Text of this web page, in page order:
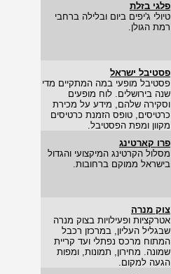
פלגי בזלת
טיולי ג'יפים ביום ובלילה ברחבי
רמת הגולן.
פסטיבל ישראל
פסטיבל מופעי במה המתקיים מדי
שנה בירושלים. לוח מופעים
וסקירה שלהם, מידע על מכירת
כרטיסים, טופס הזמנת כרטיסים
מקוון ומפת הפסטיבל.
פרו קארטינג
מסלול הקרטינג המיקצועי והגדול
בישראל ממוקם ברחובות.
צוק מנרה
אטרקציות ופעילויות בצוק מנרה
שבגליל העליון, במרכזן רכבל
המתוח מרכס נפתלי ועד קריית
שמונה. מחירון, תמונות, ומפות
הגעה למקום.